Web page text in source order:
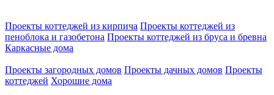
Проекты коттеджей из кирпича Проекты коттеджей из
пеноблока и газобетона Проекты коттеджей из бруса и бревна
Каркасные дома
Проекты загородных домов Проекты дачных домов Проекты
коттеджей Хорошие дома